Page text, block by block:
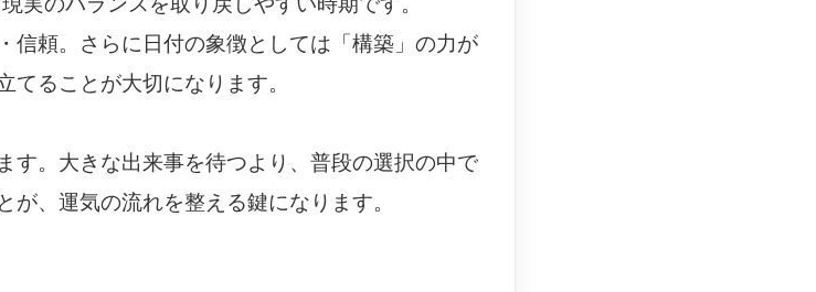
信頼。さらに日付の象徴としては「構築」の力が
ることが大切になります。
す。大きな出来事を待つより、普段の選択の中で
、運気の流れを整える鍵になります。